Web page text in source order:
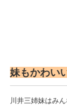
妹もかわい
川井三姉妹はみん